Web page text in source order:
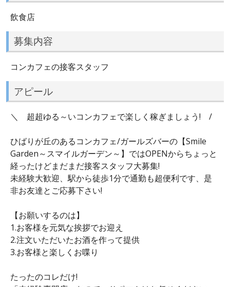
飲食店
募集内容
コンカフェの接客スタッフ
アピール
＼ 超超ゆる～いコンカフェで楽しく稼ぎましょう! /
ひばりが丘のあるコンカフェ/ガールズバーの【Smile
Garden～スマイルガーデン～】ではOPENからちょっと
経ったけどまだまだ接客スタッフ大募集!
未経験大歓迎、駅から徒歩1分で通勤も超便利です、是
非お友達とご応募下さい!
【お願いするのは】
1.お客様を元気な挨拶でお迎え
2.注文いただいたお酒を作って提供
3.お客様と楽しくお喋り
たったのコレだけ!